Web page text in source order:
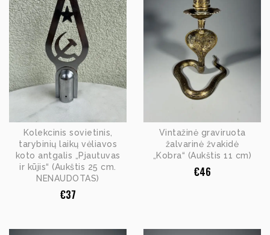
Kolekcinis sovietinis,
tarybinių laikų vėliavos
koto antgalis „Pjautuvas
ir kūjis“ (Aukštis 25 cm.
NENAUDOTAS)
€37
Vintažinė graviruota
žalvarinė žvakidė
„Kobra“ (Aukštis 11 cm)
€46